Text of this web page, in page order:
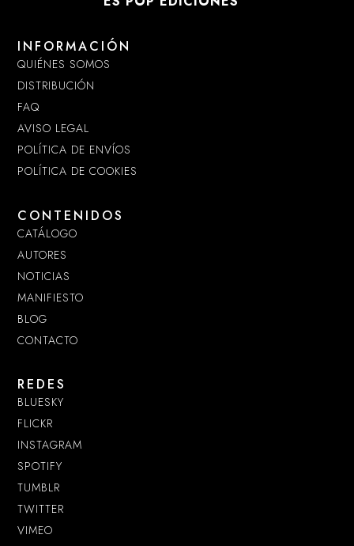
INFORMACIÓN
QUIÉNES SOMOS
DISTRIBUCIÓN
FAQ
AVISO LEGAL
POLÍTICA DE ENVÍOS
POLÍTICA DE COOKIES
CONTENIDOS
CATÁLOGO
AUTORES
NOTICIAS
MANIFIESTO
BLOG
CONTACTO
REDES
BLUESKY
FLICKR
INSTAGRAM
SPOTIFY
TUMBLR
TWITTER
VIMEO